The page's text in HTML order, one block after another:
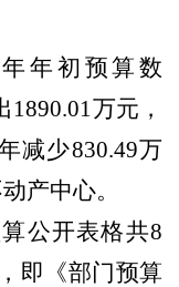
年年初预算数
万元，
减少830.49万
产中心。
公开表格共8
即《部门预算